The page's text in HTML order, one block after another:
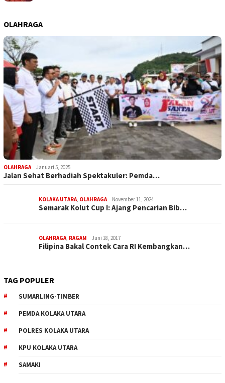
OLAHRAGA
OLAHRAGA Januari 5, 2025
Jalan Sehat Berhadiah Spektakuler: Pemda…
KOLAKA UTARA OLAHRAGA November 11, 2024
Semarak Kolut Cup I: Ajang Pencarian Bib…
OLAHRAGA RAGAM Juni 18, 2017
Filipina Bakal Contek Cara RI Kembangkan…
TAG POPULER
SUMARLING-TIMBER
PEMDA KOLAKA UTARA
POLRES KOLAKA UTARA
KPU KOLAKA UTARA
SAMAKI